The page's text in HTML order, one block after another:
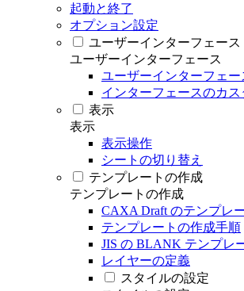
起動と終了
オプション設定
ユーザーインターフェース
ユーザーインターフェース
ユーザーインターフェ
インターフェースのカ
表示
表示
表示操作
シートの切り替え
テンプレートの作成
テンプレートの作成
CAXA Draft のテンプレ
テンプレートの作成手順
JIS の BLANK テンプレ
レイヤーの定義
スタイルの設定